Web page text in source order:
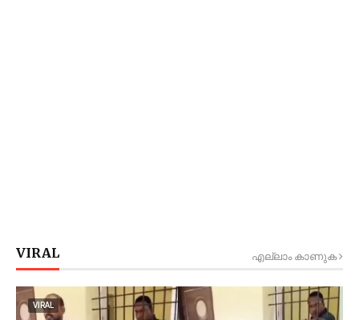
VIRAL എല്ലാം കാണുക
VIRAL